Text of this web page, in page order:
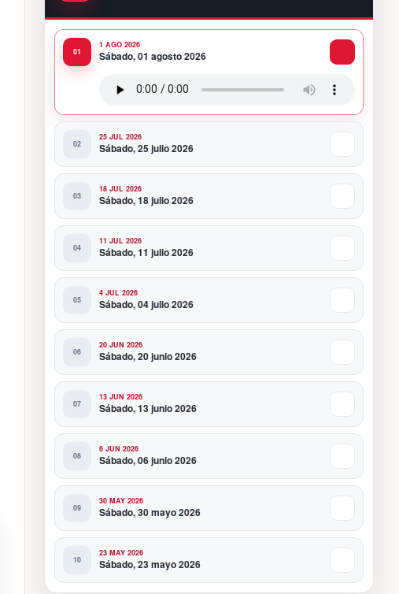
Banreservas recibe nuevamente la máxima
calificación crediticia AAA.do de Moody’s
Local RD con perspectiva Estable
10:51 PM
Producciones Panda Rosa anuncia su
nueva puesta en escena: “PARADISO”
1 AGO 2026
Sábado, 01 agosto 2026
25 JUL 2026
Sábado, 25 julio 2026
18 JUL 2026
Sábado, 18 julio 2026
11 JUL 2026
Sábado, 11 julio 2026
4 JUL 2026
Sábado, 04 julio 2026
20 JUN 2026
Sábado, 20 junio 2026
13 JUN 2026
Sábado, 13 junio 2026
6 JUN 2026
Sábado, 06 junio 2026
30 MAY 2026
Sábado, 30 mayo 2026
23 MAY 2026
Sábado, 23 mayo 2026